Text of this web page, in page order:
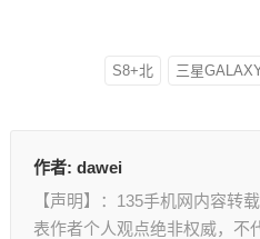
S8+北 三星
作者: dawei
【声明】：135手机网内容转
表作者个人观点绝非权威，不